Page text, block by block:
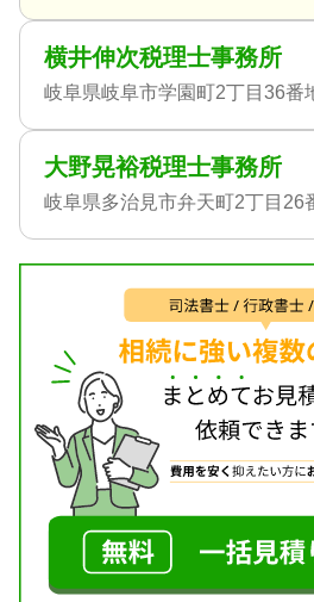
横井伸次税理士事務所
岐阜県岐阜市学園町2丁目36番
大野晃裕税理士事務所
岐阜県多治見市弁天町2丁目26